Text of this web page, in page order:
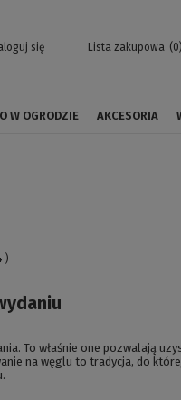
się Lista zakupowa (0)
W OGRODZIE AKCESORIA
)
To właśnie one pozwalają
na węglu to tradycja, do